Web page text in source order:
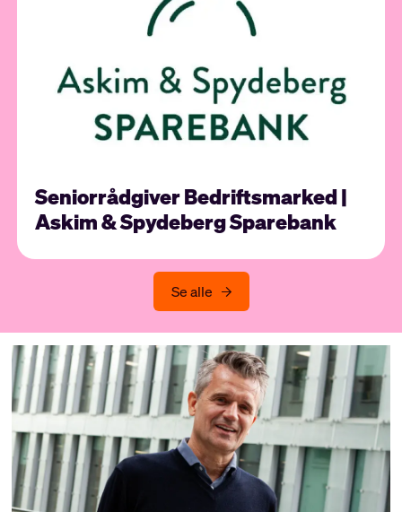
Seniorrådgiver Bedriftsmarked |
Askim & Spydeberg Sparebank
Se alle